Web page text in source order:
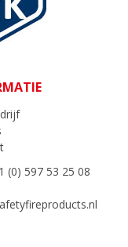
(0) 597 53 25 08